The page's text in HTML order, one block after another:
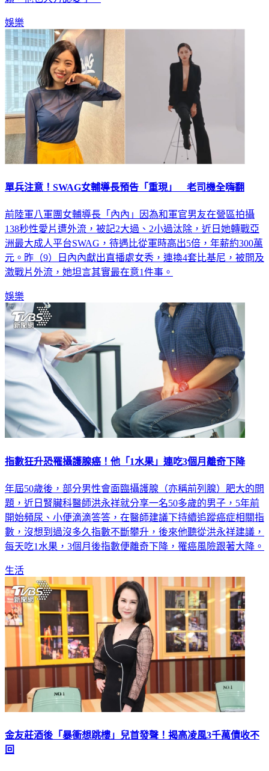
娛樂
單兵注意！SWAG女輔導長預告「重現」 老司機全嗨翻
前陸軍八軍團女輔導長「內內」因為和軍官男友在營區拍攝
138秒性愛片遭外流，被記2大過、2小過汰除，近日她轉戰亞
洲最大成人平台SWAG，待遇比從軍時高出5倍，年薪約300萬
元。昨（9）日內內獻出直播處女秀，連換4套比基尼，被問及
激戰片外流，她坦言其實最在意1件事。
娛樂
指數狂升恐罹攝護腺癌！他「1水果」連吃3個月離奇下降
年屆50歲後，部分男性會面臨攝護腺（亦稱前列腺）肥大的問
題，近日腎臟科醫師洪永祥就分享一名50多歲的男子，5年前
開始頻尿、小便滴滴答答，在醫師建議下持續追蹤癌症相關指
數，沒想到過沒多久指數不斷攀升，後來他聽從洪永祥建議，
每天吃1水果，3個月後指數便離奇下降，罹癌風險跟著大降。
生活
金友莊酒後「暴衝想跳樓」兒首發聲！揭高凌風3千萬債收不
回